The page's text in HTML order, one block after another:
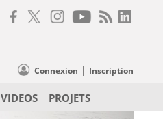
Connexion | Inscription
VIDEOS PROJETS